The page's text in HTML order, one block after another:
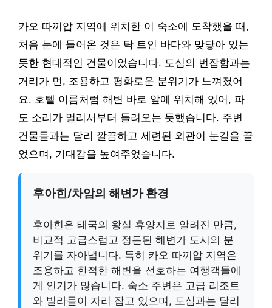
카오 따끼압 지역에 위치한 이 숙소에 도착했을 때,
처음 눈에 들어온 것은 탁 트인 바다와 맞닿아 있는
듯한 현대적인 건물이었습니다. 도심의 번잡함과는
거리가 먼, 조용하고 평화로운 분위기가 느껴졌어
요. 호텔 이름처럼 해변 바로 앞에 위치해 있어, 파
도 소리가 멀리서부터 들려오는 듯했습니다. 주변
건물들과는 달리 깔끔하고 세련된 외관이 눈길을 끌
었으며, 기대감을 높여주었습니다.
후아힌/차암의 해변가 환경
후아힌은 태국의 왕실 휴양지로 알려진 만큼,
비교적 고급스럽고 정돈된 해변가 도시의 분
위기를 자아냅니다. 특히 카오 따끼압 지역은
조용하고 한적한 해변을 선호하는 여행객들에
게 인기가 많습니다. 숙소 주변은 고급 리조트
와 빌라들이 자리 잡고 있으며, 도심과는 달리